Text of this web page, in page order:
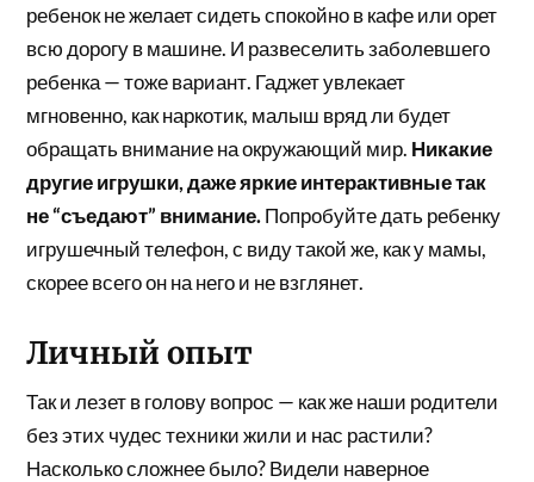
ребенок не желает сидеть спокойно в кафе или орет
всю дорогу в машине. И развеселить заболевшего
ребенка — тоже вариант. Гаджет увлекает
мгновенно, как наркотик, малыш вряд ли будет
обращать внимание на окружающий мир. Никакие
другие игрушки, даже яркие интерактивные так
не “съедают” внимание.Попробуйте дать ребенку
игрушечный телефон, с виду такой же, как у мамы,
скорее всего он на него и не взглянет.
Личный опыт
Так и лезет в голову вопрос — как же наши родители
без этих чудес техники жили и нас растили?
Насколько сложнее было? Видели наверное